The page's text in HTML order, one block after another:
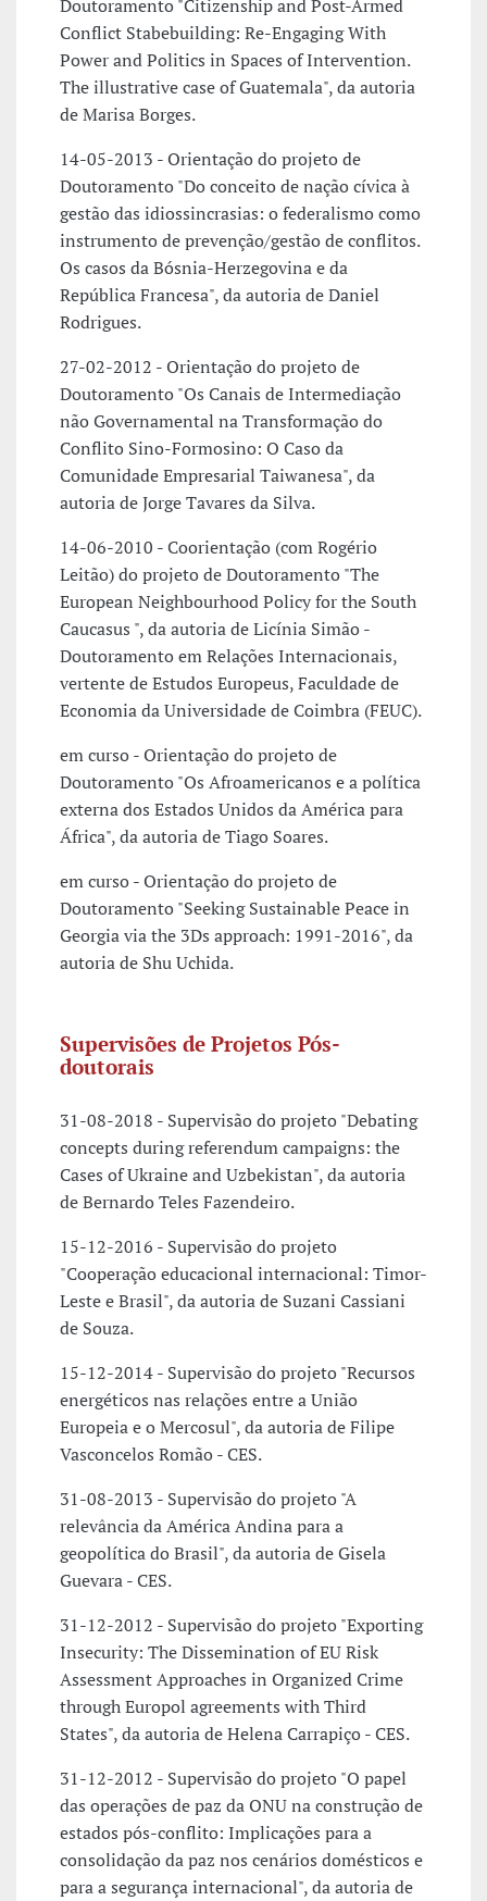
Doutoramento "Citizenship and Post-Armed
Conflict Stabebuilding: Re-Engaging With
Power and Politics in Spaces of Intervention.
The illustrative case of Guatemala", da autoria
de Marisa Borges.
14-05-2013 - Orientação do projeto de
Doutoramento "Do conceito de nação cívica à
gestão das idiossincrasias: o federalismo como
instrumento de prevenção/gestão de conflitos.
Os casos da Bósnia-Herzegovina e da
República Francesa", da autoria de Daniel
Rodrigues.
27-02-2012 - Orientação do projeto de
Doutoramento "Os Canais de Intermediação
não Governamental na Transformação do
Conflito Sino-Formosino: O Caso da
Comunidade Empresarial Taiwanesa", da
autoria de Jorge Tavares da Silva.
14-06-2010 - Coorientação (com Rogério
Leitão) do projeto de Doutoramento "The
European Neighbourhood Policy for the South
Caucasus ", da autoria de Licínia Simão -
Doutoramento em Relações Internacionais,
vertente de Estudos Europeus, Faculdade de
Economia da Universidade de Coimbra (FEUC).
em curso - Orientação do projeto de
Doutoramento "Os Afroamericanos e a política
externa dos Estados Unidos da América para
África", da autoria de Tiago Soares.
em curso - Orientação do projeto de
Doutoramento "Seeking Sustainable Peace in
Georgia via the 3Ds approach: 1991-2016", da
autoria de Shu Uchida.
Supervisões de Projetos Pós-
doutorais
31-08-2018 - Supervisão do projeto "Debating
concepts during referendum campaigns: the
Cases of Ukraine and Uzbekistan", da autoria
de Bernardo Teles Fazendeiro.
15-12-2016 - Supervisão do projeto
"Cooperação educacional internacional: Timor-
Leste e Brasil", da autoria de Suzani Cassiani
de Souza.
15-12-2014 - Supervisão do projeto "Recursos
energéticos nas relações entre a União
Europeia e o Mercosul", da autoria de Filipe
Vasconcelos Romão - CES.
31-08-2013 - Supervisão do projeto "A
relevância da América Andina para a
geopolítica do Brasil", da autoria de Gisela
Guevara - CES.
31-12-2012 - Supervisão do projeto "Exporting
Insecurity: The Dissemination of EU Risk
Assessment Approaches in Organized Crime
through Europol agreements with Third
States", da autoria de Helena Carrapiço - CES.
31-12-2012 - Supervisão do projeto "O papel
das operações de paz da ONU na construção de
estados pós-conflito: Implicações para a
consolidação da paz nos cenários domésticos e
para a segurança internacional", da autoria de